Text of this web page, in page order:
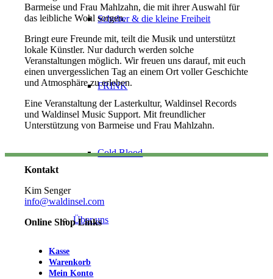
Schober & die kleine Freiheit
FRINK
Cold Blood
Über uns
Barmeise und Frau Mahlzahn, die mit ihrer Auswahl für
das leibliche Wohl sorgen.
Bringt eure Freunde mit, teilt die Musik und unterstützt
lokale Künstler. Nur dadurch werden solche
Veranstaltungen möglich. Wir freuen uns darauf, mit euch
einen unvergesslichen Tag an einem Ort voller Geschichte
und Atmosphäre zu erleben.
Eine Veranstaltung der Lasterkultur, Waldinsel Records
und Waldinsel Music Support. Mit freundlicher
Unterstützung von Barmeise und Frau Mahlzahn.
Kontakt
Kim Senger
info@waldinsel.com
Online Shop Links
Kasse
Warenkorb
Mein Konto